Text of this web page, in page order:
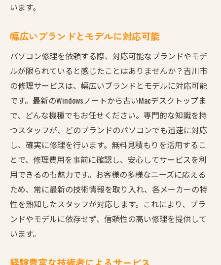
トラブルの自己診断方法
修理前に確認しておくべきポイント
保証期間中の対応について
修理の際に注意すべき事項
吉川市のパソコン修理無料見積もりで迅速に問
題解決
迅速な見積もり提供の理由
見積もり後のスムーズな修理プロセス
顧客満足度を高める対応策
スピード感のあるサービスの実現
修理完了までの時間短縮術
修理の効率化に向けた工夫
います。
幅広いブランドとモデルに対応可能
パソコン修理を依頼する際、対応可能なブランドやモデ
ルが限られていると感じたことはありませんか？吉川市
の修理サービスは、幅広いブランドとモデルに対応可能
です。最新のWindowsノートから古いMacデスクトップま
で、どんな機種でもお任せください。専門的な知識を持
つスタッフが、どのブランドのパソコンでも迅速に対応
し、確実に修理を行います。無料見積もりを活用するこ
とで、修理費用を事前に確認し、安心してサービスを利
用できるのも魅力です。お客様の多様なニーズに応える
ため、常に最新の技術情報を取り入れ、各メーカーの特
性を熟知したスタッフが対応します。これにより、ブラ
ンドやモデルに依存せず、信頼性の高い修理を提供して
います。